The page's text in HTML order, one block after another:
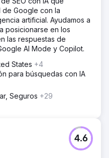
o palabras clave y no
rastreo. Nos hicimos
sitio web, el alojamiento,
la administración de
en una campaña
puesto a nivel local en
con plomería y
y el puesto 11 en los
en reinstalación de
y 9 empleados nuevos.
de Google con la
artificial. Ayudamos a
posicionarse en los
las respuestas de
AI Mode y Copilot.
States +4
para búsquedas con IA
Seguros +29
4.6